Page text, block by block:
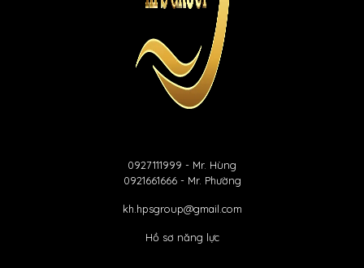
0927111999 - Mr. Hùng
0921661666- Mr. Phường
kh.hpsgroup@gmail.com
Hồ sơ năng lực